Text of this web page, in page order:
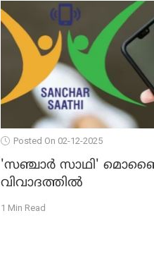
Posted On 02-12-2025
'സഞ്ചാർ സാഥി' മൊബൈല്‍ ആപ്പ്
വിവാദത്തില്‍
1 Min Read